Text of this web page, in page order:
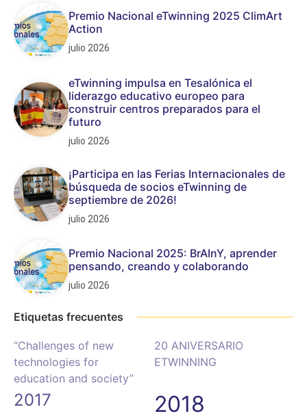
Premio Nacional eTwinning 2025 ClimArt
Action
julio 2026
eTwinning impulsa en Tesalónica el
liderazgo educativo europeo para
construir centros preparados para el
futuro
julio 2026
¡Participa en las Ferias Internacionales de
búsqueda de socios eTwinning de
septiembre de 2026!
julio 2026
Premio Nacional 2025: BrAInY, aprender
pensando, creando y colaborando
julio 2026
Etiquetas frecuentes
“Challenges of new
technologies for
education and society”
20 ANIVERSARIO
ETWINNING
2017
2018